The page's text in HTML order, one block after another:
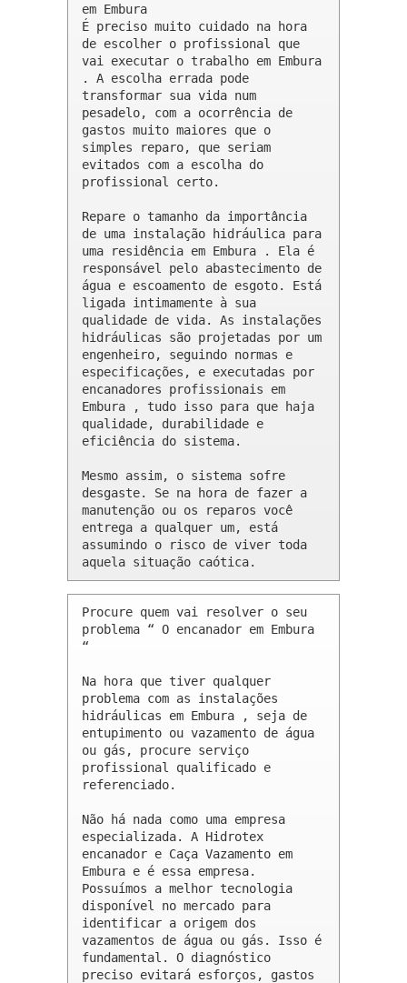
em Embura
É preciso muito cuidado na hora
de escolher o profissional que
vai executar o trabalho em Embura
. A escolha errada pode
transformar sua vida num
pesadelo, com a ocorrência de
gastos muito maiores que o
simples reparo, que seriam
evitados com a escolha do
profissional certo.
Repare o tamanho da importância
de uma instalação hidráulica para
uma residência em Embura . Ela é
responsável pelo abastecimento de
água e escoamento de esgoto. Está
ligada intimamente à sua
qualidade de vida. As instalações
hidráulicas são projetadas por um
engenheiro, seguindo normas e
especificações, e executadas por
encanadores profissionais em
Embura , tudo isso para que haja
qualidade, durabilidade e
eficiência do sistema.
Mesmo assim, o sistema sofre
desgaste. Se na hora de fazer a
manutenção ou os reparos você
entrega a qualquer um, está
assumindo o risco de viver toda
aquela situação caótica.
Procure quem vai resolver o seu
problema “ O encanador em Embura
“
Na hora que tiver qualquer
problema com as instalações
hidráulicas em Embura , seja de
entupimento ou vazamento de água
ou gás, procure serviço
profissional qualificado e
referenciado.
Não há nada como uma empresa
especializada. A Hidrotex
encanador e Caça Vazamento em
Embura e é essa empresa.
Possuímos a melhor tecnologia
disponível no mercado para
identificar a origem dos
vazamentos de água ou gás. Isso é
fundamental. O diagnóstico
preciso evitará esforços, gastos